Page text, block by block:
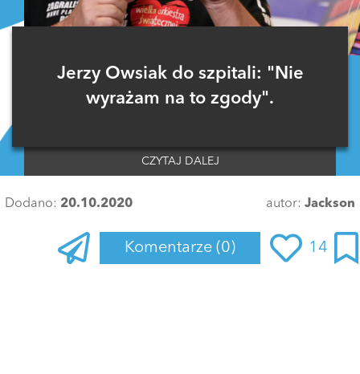
Jerzy Owsiak do szpitali: "Nie
wyrażam na to zgody".
CZYTAJ DALEJ
Dodano: 20.10.2020 autor: Jackson
Komentarze (0) 14